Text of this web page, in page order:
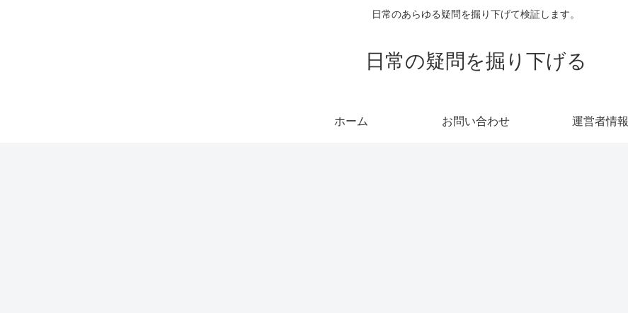
日常のあらゆる疑問を掘り下げて検証します。
日常の疑問を掘り下げる
ホーム お問い合わせ 運営者情報